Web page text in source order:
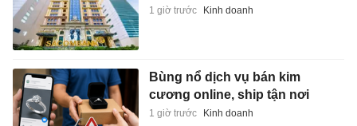
1 giờ trước Kinh doanh
Bùng nổ dịch vụ bán kim
cương online, ship tận nơi
1 giờ trước Kinh doanh